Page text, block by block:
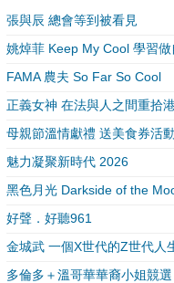
張與辰 總會等到被看見
姚焯菲 Keep My Cool 學習做
FAMA 農夫 So Far So Cool
正義女神 在法與人之間重拾
母親節溫情獻禮 送美食券活動
魅力凝聚新時代 2026
黑色月光 Darkside of the
好聲．好聽961
金城武 一個X世代的Z世代人
多倫多＋溫哥華華裔小姐競